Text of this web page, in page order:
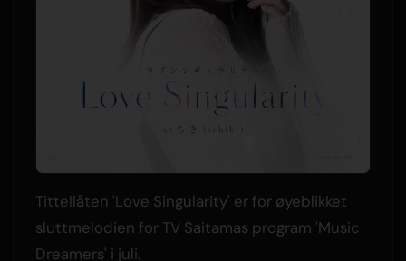
Tittellåten 'Love Singularity' er for øyeblikket
sluttmelodien for TV Saitamas program 'Music
Dreamers' i juli.